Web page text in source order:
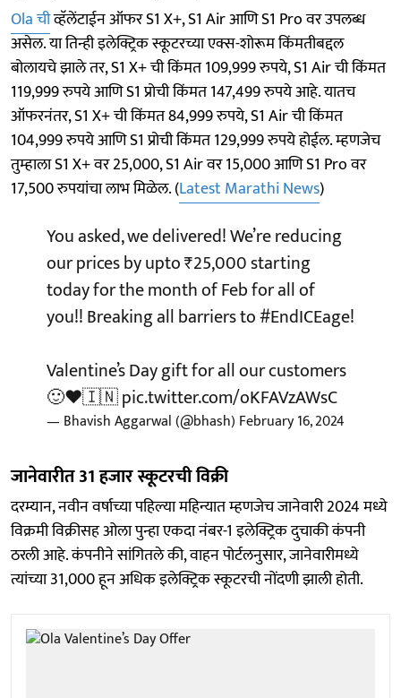
Ola चीव्हॅलेंटाईन ऑफर S1 X+, S1 Air आणि S1 Pro वर उपलब्ध
असेल. या तिन्ही इलेक्ट्रिक स्कूटरच्या एक्स-शोरूम किंमतीबद्दल
बोलायचे झाले तर, S1 X+ ची किंमत 109,999 रुपये, S1 Air ची किंमत
119,999 रुपये आणि S1 प्रोची किंमत 147,499 रुपये आहे. यातच
ऑफरनंतर, S1 X+ ची किंमत 84,999 रुपये, S1 Air ची किंमत
104,999 रुपये आणि S1 प्रोची किंमत 129,999 रुपये होईल. म्हणजेच
तुम्हाला S1 X+ वर 25,000, S1 Air वर 15,000 आणि S1 Pro वर
17,500 रुपयांचा लाभ मिळेल. (Latest Marathi News)
You asked, we delivered! We’re reducing
our prices by upto ₹25,000 starting
today for the month of Feb for all of
you!! Breaking all barriers to#EndICEage!
Valentine’s Day gift for all our customers
🙂❤️🇮🇳pic.twitter.com/oKFAVzAWsC
— Bhavish Aggarwal (@bhash) February 16, 2024
जानेवारीत 31 हजार स्कूटरची विक्री
दरम्यान, नवीन वर्षाच्या पहिल्या महिन्यात म्हणजेच जानेवारी 2024 मध्ये
विक्रमी विक्रीसह ओला पुन्हा एकदा नंबर-1 इलेक्ट्रिक दुचाकी कंपनी
ठरली आहे. कंपनीने सांगितले की, वाहन पोर्टलनुसार, जानेवारीमध्ये
त्यांच्या 31,000 हून अधिक इलेक्ट्रिक स्कूटरची नोंदणी झाली होती.